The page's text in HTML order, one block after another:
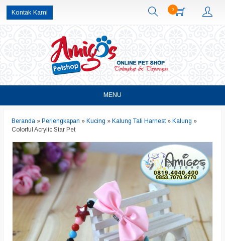
Kontak Kami 0
MENU
Beranda » Perlengkapan » Kucing » Kalung Tali Harnest» Kalung »
Colorful Acrylic Star Pet